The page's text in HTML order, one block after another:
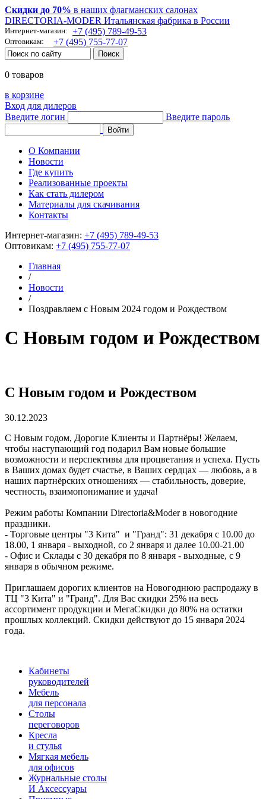
Скидки до 70% в наших флагманских салонах
DIRECTORIA-MODER Итальянская фабрика в России
Интернет-магазин: +7 (495) 789-49-53
Оптовикам: +7 (495) 755-77-07
0 товаров
в корзине
Вход для дилеров
Введите логин
Введите пароль
О Компании
Новости
Где купить
Реализованные проекты
Как стать дилером
Материалы для скачивания
Контакты
Интернет-магазин: +7 (495) 789-49-53
Оптовикам: +7 (495) 755-77-07
Главная
/
Новости
/
Поздравляем с Новым 2024 годом и Рождеством
С Новым годом и Рождеством
С Новым годом и Рождеством
30.12.2023
С Новым годом, Дорогие Клиенты и Партнёры! Желаем,
чтобы наступающий год подарил Вам новые большие
возможности и перспективы для процветания и успеха. Пусть
в Ваших домах будет счастье, в Ваших сердцах — любовь, а в
наших партнёрских отношениях — стабильность, доверие,
честность, взаимопонимание и удача!
Режим работы Компании Directoria&Moder в новогодние
праздники.
- Торговые центры "3 Кита" и "Гранд": 31 декабря с 10.00 до
18.00, 1 января - выходной, со 2 января и далее 10.00-21.00
- Офис и Склады с 30 декабря по 8 января - выходные, с 9
января в обычном режиме.
Приглашаем дорогих клиентов на Новогоднюю распродажу в
ТЦ "3 Кита" и "Гранд". Для Вас скидки 25% на весь
ассортимент продукции и МегаСкидки до 80% на остатки
прошлых коллекций. Скидки действуют до 15 января 2024
года.
Кабинеты
руководителей
Мебель
для персонала
Столы
переговоров
Кресла
и стулья
Мягкая мебель
для офисов
Журнальные столы
И Аксессуары